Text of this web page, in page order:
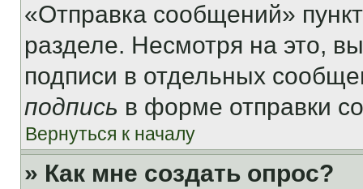
«Отправка сообщений»
разделе. Несмотря на это,
подписи в отдельных
подпись в форме отправки
Вернуться к началу
» Как мне создать опрос?